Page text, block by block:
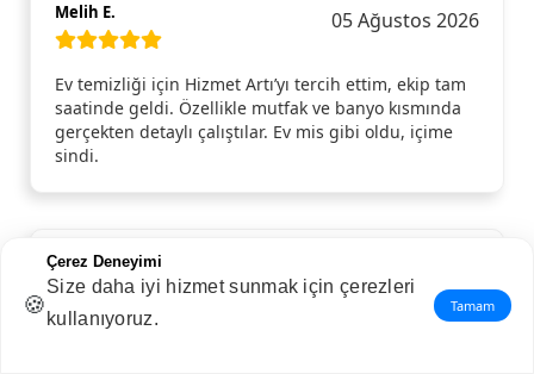
Melih E. 05 Ağustos 2026
Ev temizliği için Hizmet Artı’yı tercih ettim, ekip tam
saatinde geldi. Özellikle mutfak ve banyo kısmında
gerçekten detaylı çalıştılar. Ev mis gibi oldu, içime
sindi.
Ahmet E. 04 Ağustos 2026
🍪
Çerez Deneyimi
Size daha iyi hizmet sunmak için çerezleri
kullanıyoruz.
Tamam